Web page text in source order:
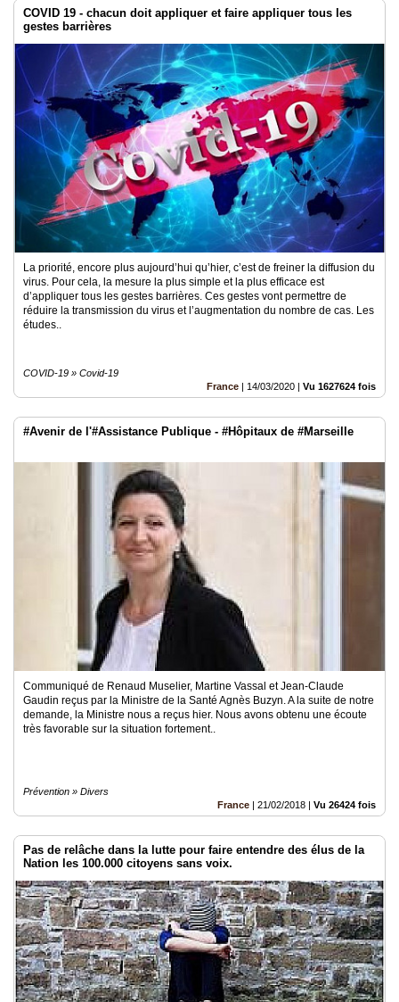
COVID 19 - chacun doit appliquer et faire appliquer tous les
gestes barrières
La priorité, encore plus aujourd’hui qu’hier, c’est de freiner la diffusion du
virus. Pour cela, la mesure la plus simple et la plus efficace est
d’appliquer tous les gestes barrières. Ces gestes vont permettre de
réduire la transmission du virus et l’augmentation du nombre de cas. Les
études..
COVID-19 » Covid-19
France | 14/03/2020 | Vu 1627624 fois
#Avenir de l'#Assistance Publique - #Hôpitaux de #Marseille
Communiqué de Renaud Muselier, Martine Vassal et Jean-Claude
Gaudin reçus par la Ministre de la Santé Agnès Buzyn. A la suite de notre
demande, la Ministre nous a reçus hier. Nous avons obtenu une écoute
très favorable sur la situation fortement..
Prévention » Divers
France | 21/02/2018 | Vu 26424 fois
Pas de relâche dans la lutte pour faire entendre des élus de la
Nation les 100.000 citoyens sans voix.